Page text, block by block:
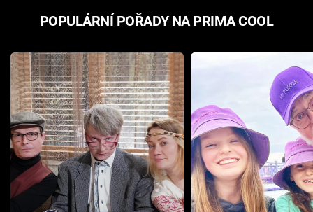
POPULÁRNÍ POŘADY NA PRIMA COOL